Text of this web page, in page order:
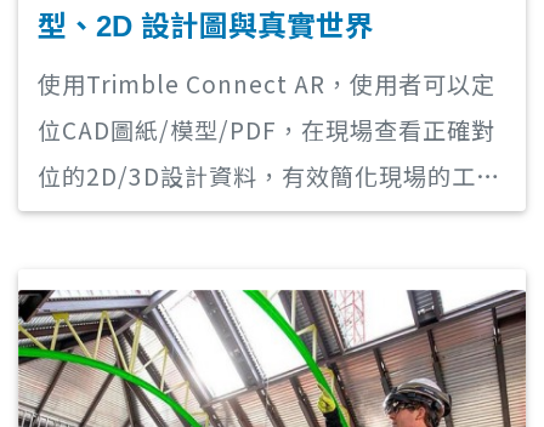
型、2D 設計圖與真實世界
使用Trimble Connect AR，使用者可以定
位CAD圖紙/模型/PDF，在現場查看正確對
位的2D/3D設計資料，有效簡化現場的工作
流程，讓現場人員能夠由傳統的圖面/口頭
合設計規範，藉此提高工作效率以及避免因
施工錯誤而延伸出的成本，讓整體工務更有
效率地進行。